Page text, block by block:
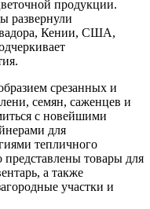
продукции.
развернули
Кении, США,
срезанных и
семян, саженцев и
с новейшими
для
тепличного
товары для
а также
участки и